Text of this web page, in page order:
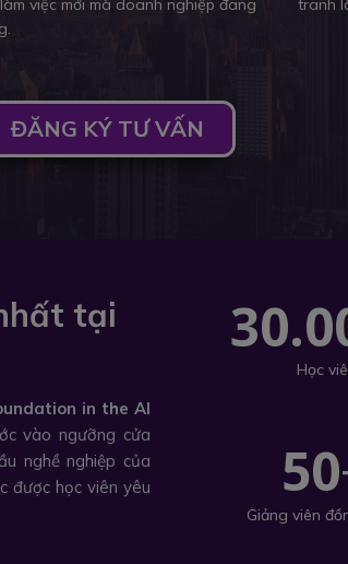
tranh
việc mới mà doanh nghiệp đang
ĐĂNG KÝ TƯ VẤN
tại
in the AI
vào ngưỡng cửa
nghề nghiệp của
được học viên yêu
50
Giảng viên
Học